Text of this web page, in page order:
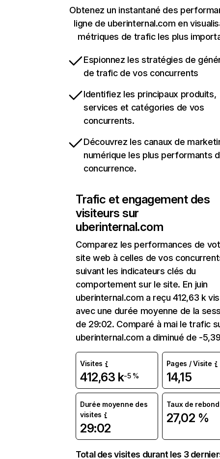
Obtenez un instantané des
ligne de uberinternal.com en
métriques de trafic les plus
Espionnez les stratégies de
de trafic de vos concurrents
Identifiez les principaux produits,
services et catégories de vos
concurrents.
Découvrez les canaux de
numérique les plus performants
concurrence.
Trafic et engagement des
visiteurs sur
uberinternal.com
Comparez les performances de
site web à celles de vos
suivant les indicateurs clés du
comportement sur le site. En juin
uberinternal.com a reçu 412,63 k
avec une durée moyenne de la
de 29:02. Comparé à mai le trafic
uberinternal.com a diminué de -
Visites
412,63 k-5 %
Pages / Visite
14,15
Durée moyenne des
visites
29:02
Taux de rebond
27,02 %
Total des visites durant les 3